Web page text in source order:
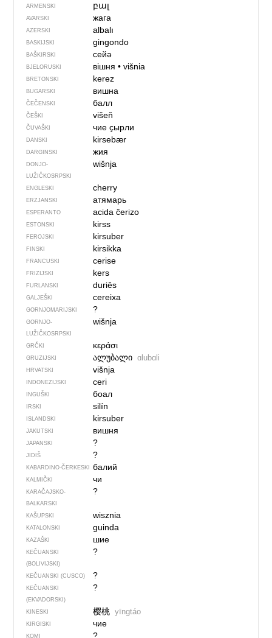
ARMENSKI բալ
AVARSKI жага
AZERSKI albalı
BASKIJSKI gingondo
BAŠKIRSKI сейә
BJELORUSKI вішня• višnia
BRETONSKI kerez
BUGARSKI вишна
ČEČENSKI балл
ČEŠKI višeň
ČUVAŠKI чие ҫырли
DANSKI kirsebær
DARGINSKI жия
DONJO­
LUŽIČKOSRPSKI
wišnja
ENGLESKI cherry
ERZJANSKI атямарь
ESPERANTO acida ĉerizo
ESTONSKI kirss
FEROJSKI kirsuber
FINSKI kirsikka
FRANCUSKI cerise
FRIZIJSKI kers
FURLANSKI duriês
GALJEŠKI cereixa
GORNJOMARIJSKI ?
GORNJO­
LUŽIČKOSRPSKI
wišnja
GRČKI κεράσι
GRUZIJSKI ალუბალი ɑlubɑli
HRVATSKI višnja
INDONEZIJSKI ceri
INGUŠKI боал
IRSKI silín
ISLANDSKI kirsuber
JAKUTSKI вишня
JAPANSKI ?
JIDIŠ ?
KABARDINO-ČERKESKI балий
KALMIČKI чи
KARAČAJSKO-
BALKARSKI
?
KAŠUPSKI wisznia
KATALONSKI guinda
KAZAŠKI шие
KEČUANSKI
(BOLIVIJSKI)
?
KEČUANSKI (CUSCO) ?
KEČUANSKI
(EKVADORSKI)
?
KINESKI 樱桃 yīngtáo
KIRGISKI чие
KOMI ?